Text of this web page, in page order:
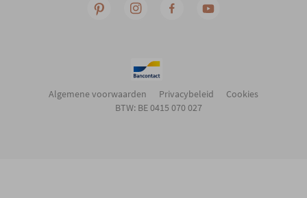
Algemene voorwaarden Privacybeleid
Cookies
BTW: BE 0415 070 027